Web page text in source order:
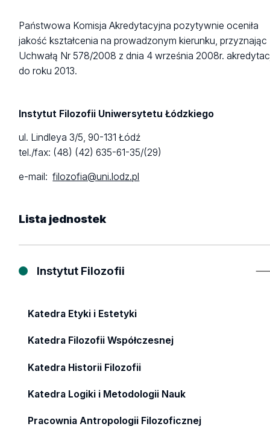
Państwowa Komisja Akredytacyjna pozytywnie oceniła
jakość kształcenia na prowadzonym kierunku, przyznając
Uchwałą Nr 578/2008 z dnia 4 września 2008r.
do roku 2013.
Instytut Filozofii Uniwersytetu Łódzkiego
ul. Lindleya 3/5, 90-131 Łódź
tel./fax: (48) (42) 635-61-35/(29)
e-mail:filozofia@uni.lodz.pl
Lista jednostek
Instytut Filozofii
Katedra Etyki i Estetyki
Katedra Filozofii Współczesnej
Katedra Historii Filozofii
Katedra Logiki i Metodologii Nauk
Pracownia Antropologii Filozoficznej